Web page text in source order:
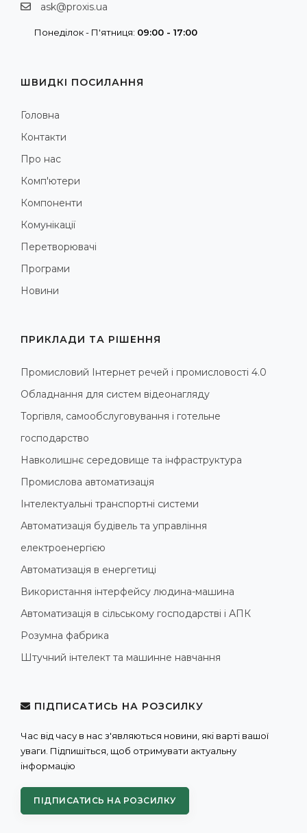
ask@proxis.ua
Понеділок - П'ятниця: 09:00 - 17:00
ШВИДКІ ПОСИЛАННЯ
Головна
Контакти
Про нас
Комп'ютери
Компоненти
Комунікації
Перетворювачі
Програми
Новини
ПРИКЛАДИ ТА РІШЕННЯ
Промисловий Інтернет речей і промисловості 4.0
Обладнання для систем відеонагляду
Торгівля, самообслуговування і готельне
господарство
Навколишнє середовище та інфраструктура
Промислова автоматизація
Інтелектуальні транспортні системи
Автоматизація будівель та управління
електроенергією
Автоматизація в енергетиці
Використання інтерфейсу людина-машина
Автоматизація в сільському господарстві і АПК
Розумна фабрика
Штучний інтелект та машинне навчання
ПІДПИСАТИСЬ НА РОЗСИЛКУ
Час від часу в нас з'являються новини, які варті вашої
уваги. Підпишіться, щоб отримувати актуальну
інформацію
ПІДПИСАТИСЬ НА РОЗСИЛКУ